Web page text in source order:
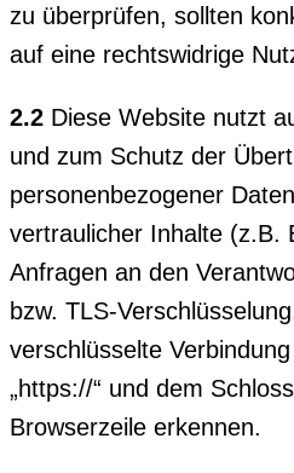
zu überprüfen, sollten
auf eine rechtswidrige
2.2 Diese Website nutzt
und zum Schutz der
personenbezogener
vertraulicher Inhalte (z.B.
Anfragen an den
bzw. TLS-
verschlüsselte
„https://“ und dem
Browserzeile erkennen.